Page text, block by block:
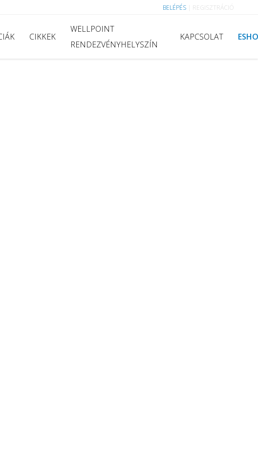
BELÉPÉS REGISZTRÁCIÓ
CIKKEK
WELLPOINT
RENDEZVÉNYHELYSZÍN
KAPCSOLAT